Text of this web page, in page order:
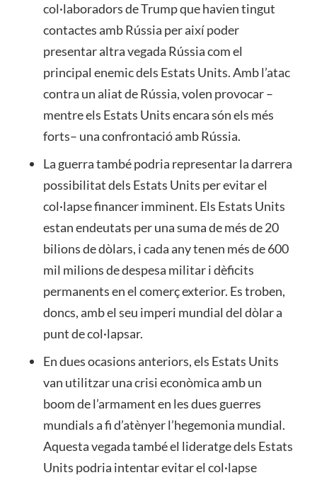
col·laboradors de Trump que havien tingut
contactes amb Rússia per així poder
presentar altra vegada Rússia com el
principal enemic dels Estats Units. Amb l’atac
contra un aliat de Rússia, volen provocar –
mentre els Estats Units encara són els més
forts– una confrontació amb Rússia.
La guerra també podria representar la darrera
possibilitat dels Estats Units per evitar el
col·lapse financer imminent. Els Estats Units
estan endeutats per una suma de més de 20
bilions de dòlars, i cada any tenen més de 600
mil milions de despesa militar i dèficits
permanents en el comerç exterior. Es troben,
doncs, amb el seu imperi mundial del dòlar a
punt de col·lapsar.
En dues ocasions anteriors, els Estats Units
van utilitzar una crisi econòmica amb un
boom de l’armament en les dues guerres
mundials a fi d’atènyer l’hegemonia mundial.
Aquesta vegada també el lideratge dels Estats
Units podria intentar evitar el col·lapse